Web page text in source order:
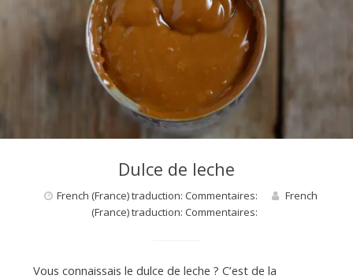
Dulce de leche
French (France) traduction: Commentaires:
French
(France) traduction: Commentaires:
Vous connaissais le dulce de leche ? C’est de la